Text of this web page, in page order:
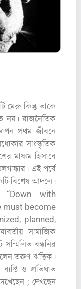
মেরু কিন্তু তাকে
নয়। রাজনৈতিক
প্রথম জীবনে
সাংস্কৃতিক
মাধ্যম হিসাবে
এই পর্বে
বিশেষ আদলে।
“Down with
must become
planned,
সামাজিক
সম্মিলিত বন্ধনির
তরুণ ঋত্বিক।
ব্যপ্তি ও প্রতিঘাত
; দেখছেন